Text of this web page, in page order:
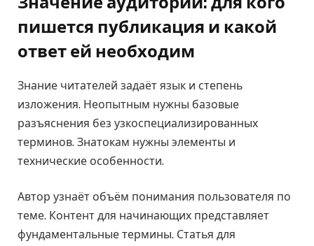
пишется публикация и какой
ответ ей необходим
Знание читателей задаёт язык и степень
изложения. Неопытным нужны базовые
разъяснения без узкоспециализированных
терминов. Знатокам нужны элементы и
технические особенности.
Автор узнаёт объём понимания пользователя по
теме. Контент для начинающих представляет
фундаментальные термины. Статья для